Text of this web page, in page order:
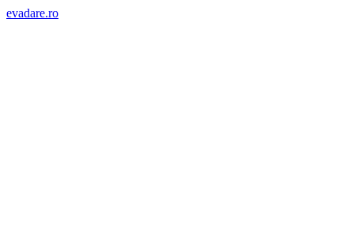
evadare.ro